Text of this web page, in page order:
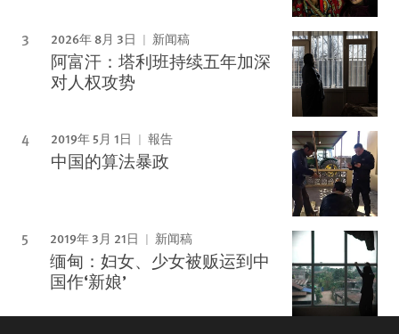
2026年 8月 3日 新闻稿
阿富汗：塔利班持续五年加深
对人权攻势
2019年 5月 1日 報告
中国的算法暴政
2019年 3月 21日 新闻稿
缅甸：妇女、少女被贩运到中
国作‘新娘’